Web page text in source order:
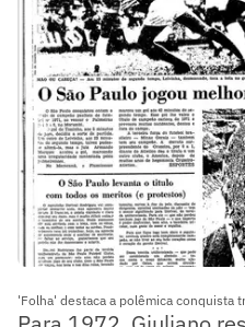
'Folha' destaca a polêmica conquista